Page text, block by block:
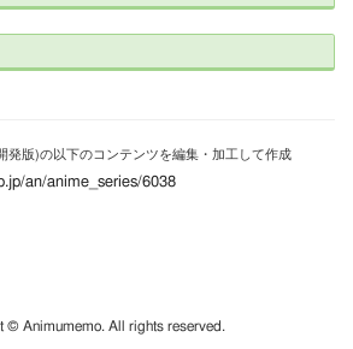
発版)の以下のコンテンツを編集・加工して作成
an/anime_series/6038
© Animumemo. All rights reserved.